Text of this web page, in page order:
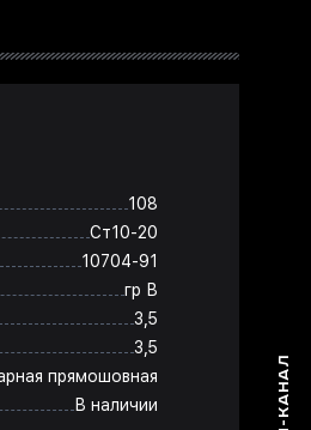
108
Ст10-20
10704-91
гр В
3,5
3,5
прямошовная
В наличии